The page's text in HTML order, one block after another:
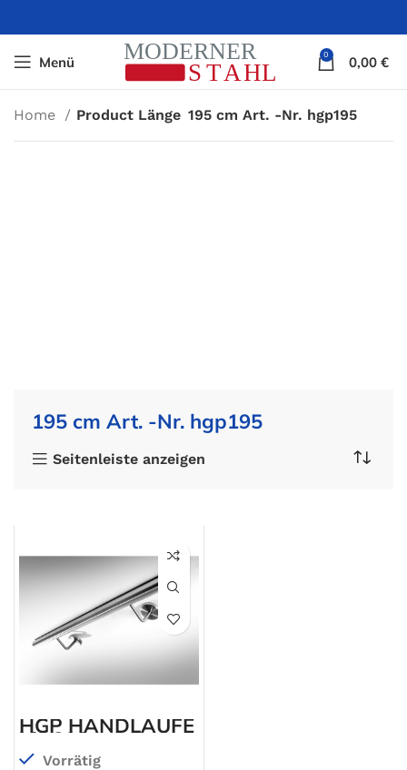
Menü 0 0,00 €
Home Product Länge 195 cm Art. -Nr. hgp195
195 cm Art. -Nr. hgp195
Seitenleiste anzeigen
HGP HANDLÄUFE
bis 200 cm
Vorrätig